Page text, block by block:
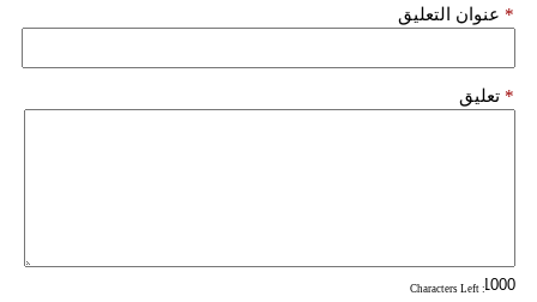
عنوان التعليق *
تعليق *
: Characters Left